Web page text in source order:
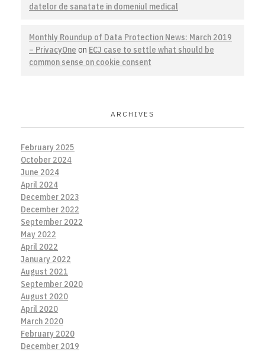
datelor de sanatate in domeniul medical
Monthly Roundup of Data Protection News: March 2019
– PrivacyOne on ECJ case to settle what should be
common sense on cookie consent
ARCHIVES
February 2025
October 2024
June 2024
April 2024
December 2023
December 2022
September 2022
May 2022
April 2022
January 2022
August 2021
September 2020
August 2020
April 2020
March 2020
February 2020
December 2019